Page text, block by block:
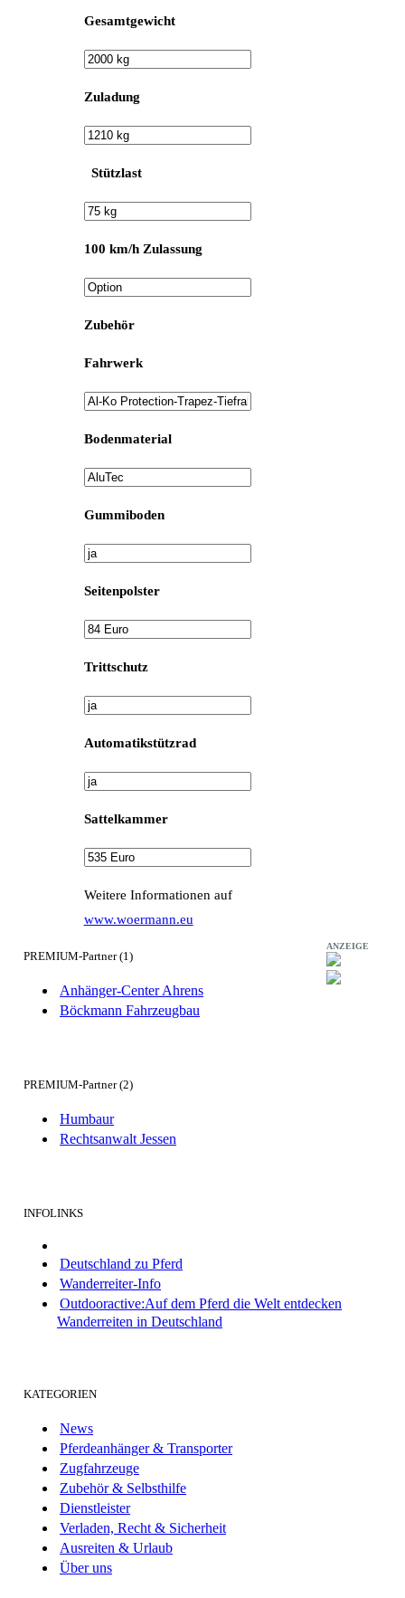
Gesamtgewicht
Zuladung
Stützlast
100 km/h Zulassung
Zubehör
Fahrwerk
Bodenmaterial
Gummiboden
Seitenpolster
Trittschutz
Automatikstützrad
Sattelkammer
Weitere Informationen auf
www.woermann.eu
ANZEIGE
PREMIUM-Partner (1)
Anhänger-Center Ahrens
Böckmann Fahrzeugbau
PREMIUM-Partner (2)
Humbaur
Rechtsanwalt Jessen
INFOLINKS
Deutschland zu Pferd
Wanderreiter-Info
Outdooractive:Auf dem Pferd die Welt entdecken
Wanderreiten in Deutschland
KATEGORIEN
News
Pferdeanhänger & Transporter
Zugfahrzeuge
Zubehör & Selbsthilfe
Dienstleister
Verladen, Recht & Sicherheit
Ausreiten & Urlaub
Über uns